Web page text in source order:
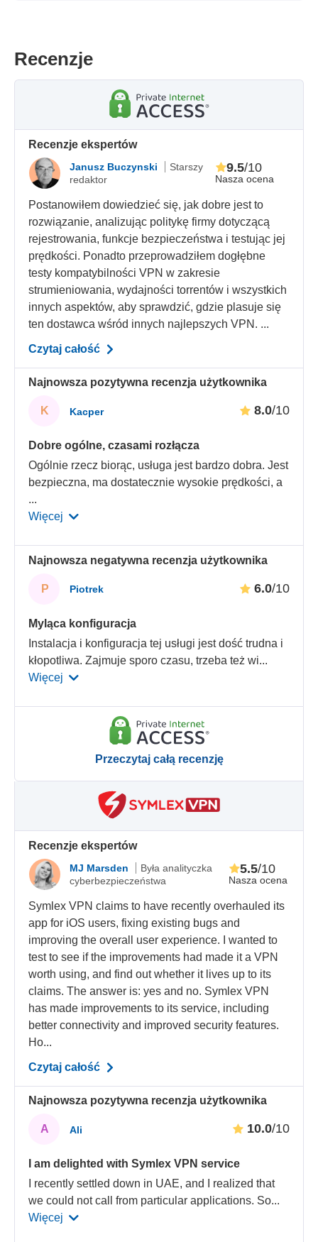
Recenzje
Recenzje ekspertów
Janusz Buczynski
Starszy
redaktor
Nasza ocena
9.5/10
Postanowiłem dowiedzieć się, jak dobre jest to
rozwiązanie, analizując politykę firmy dotyczącą
rejestrowania, funkcje bezpieczeństwa i testując jej
prędkości. Ponadto przeprowadziłem dogłębne
testy kompatybilności VPN w zakresie
strumieniowania, wydajności torrentów i wszystkich
innych aspektów, aby sprawdzić, gdzie plasuje się
ten dostawca wśród innych najlepszych VPN. ...
Czytaj całość
Najnowsza pozytywna recenzja użytkownika
K Kacper 8.0/10
Dobre ogólne, czasami rozłącza
Ogólnie rzecz biorąc, usługa jest bardzo dobra. Jest
bezpieczna, ma dostatecznie wysokie prędkości, a
...
Więcej
Najnowsza negatywna recenzja użytkownika
P Piotrek 6.0/10
Myląca konfiguracja
Instalacja i konfiguracja tej usługi jest dość trudna i
kłopotliwa. Zajmuje sporo czasu, trzeba też wi...
Więcej
Przeczytaj całą recenzję
Recenzje ekspertów
MJ Marsden
Była analityczka
cyberbezpieczeństwa
Nasza ocena
5.5/10
Symlex VPN claims to have recently overhauled its
app for iOS users, fixing existing bugs and
improving the overall user experience. I wanted to
test to see if the improvements had made it a VPN
worth using, and find out whether it lives up to its
claims. The answer is: yes and no. Symlex VPN
has made improvements to its service, including
better connectivity and improved security features.
Ho...
Czytaj całość
Najnowsza pozytywna recenzja użytkownika
A Ali 10.0/10
I am delighted with Symlex VPN service
I recently settled down in UAE, and I realized that
we could not call from particular applications. So...
Więcej